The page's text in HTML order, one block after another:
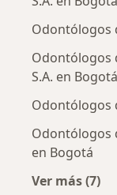
Odontólogos
Odontólogos
S.A. en Bogotá
Odontólogos
Odontólogos
en Bogotá
Ver más (7)